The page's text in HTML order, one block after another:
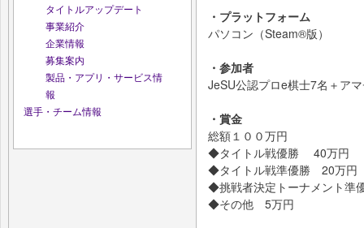
タイトルアップデート
事業紹介
企業情報
募集案内
製品・アプリ・サービス情
報
選手・チーム情報
・プラットフォーム
パソコン（Steam®版）
・参加者
JeSU公認プロe棋士7名＋ア
・賞金
総額１００万円
◆タイトル戦優勝 40万円
◆タイトル戦準優勝 20万円
◆挑戦者決定トーナメント
◆その他 5万円